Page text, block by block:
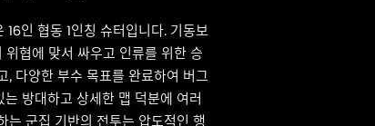
16인 협동 1인칭 슈터입니다. 기동보
협에 맞서 싸우고 인류를 위한 승
, 다양한 부수 목표를 완료하여 버그
방대하고 상세한 맵 덕분에 여러
는 군집 기반의 전투는 압도적인 행